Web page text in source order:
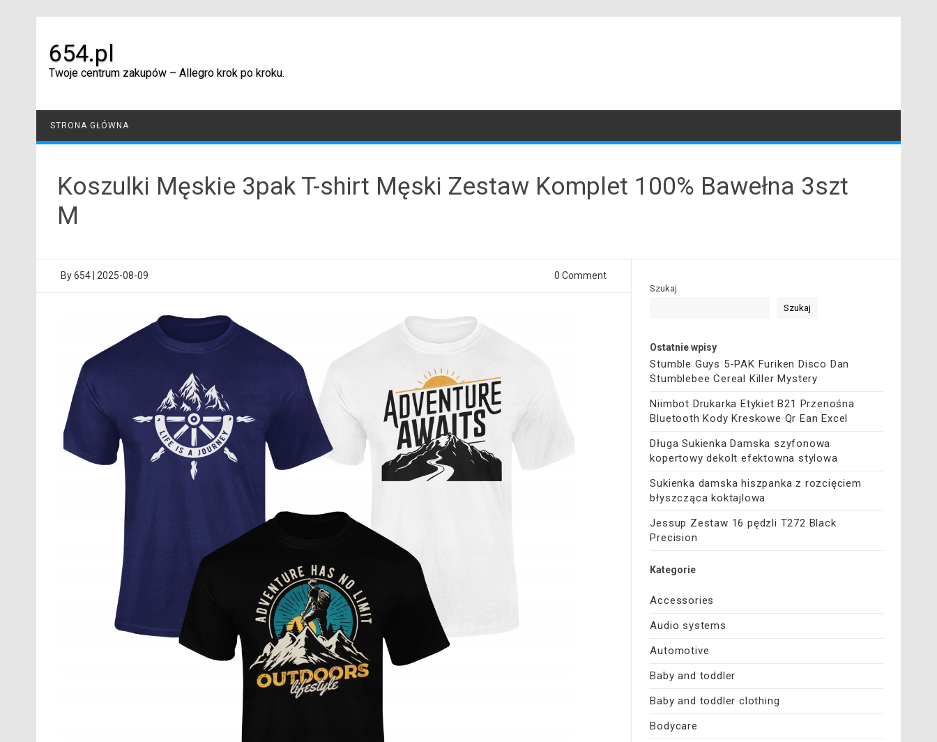
654.pl
Twoje centrum zakupów – Allegro krok po kroku.
STRONA GŁÓWNA
Koszulki Męskie 3pak T-shirt Męski Zestaw Komplet 100% Bawełna 3szt
M
By654 2025-08-09 0 Comment
Szukaj
Szukaj
Ostatnie wpisy
Stumble Guys 5-PAK Furiken Disco Dan
Stumblebee Cereal Killer Mystery
Niimbot Drukarka Etykiet B21 Przenośna
Bluetooth Kody Kreskowe Qr Ean Excel
Długa Sukienka Damska szyfonowa
kopertowy dekolt efektowna stylowa
Sukienka damska hiszpanka z rozcięciem
błyszcząca koktajlowa
Jessup Zestaw 16 pędzli T272 Black
Precision
Kategorie
Accessories
Audio systems
Automotive
Baby and toddler
Baby and toddler clothing
Bodycare